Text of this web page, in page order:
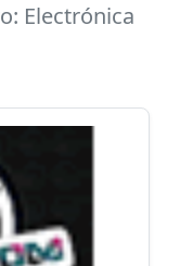
Electrónica